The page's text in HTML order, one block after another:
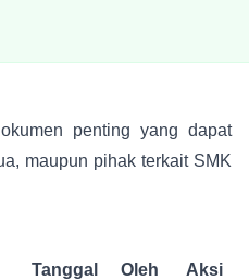
penting yang dapat
maupun pihak terkait SMK
Tanggal Oleh
Aksi